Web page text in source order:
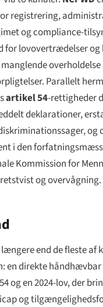
registrering,
og compliance-
for lovovertrædelser og
overholdelse
Parallelt
artikel 54-rettigheder
deklarationer,
og
i den
Kommission for
og overvågning.
end de fleste af
en direkte
og en 2024-lov, der
og